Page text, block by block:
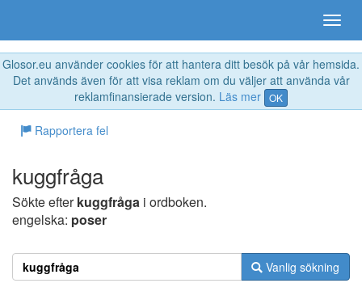
Glosor.eu använder cookies för att hantera ditt besök på vår hemsida.
Det används även för att visa reklam om du väljer att använda vår
reklamfinansierade version. Läs mer OK
Rapportera fel
kuggfråga
Sökte efterkuggfråga i ordboken.
engelska: poser
Vanlig sökning